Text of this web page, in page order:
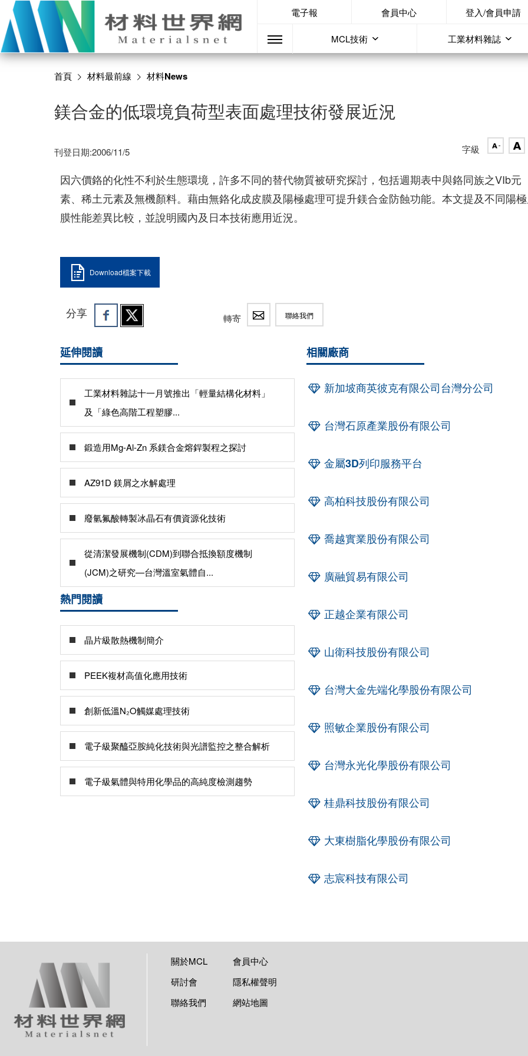
電子報 會員中心 登入/會員申請
MCL技術 工業材料雜誌
首頁 材料最前線 材料News
鎂合金的低環境負荷型表面處理技術發展近況
刊登日期:2006/11/5 字級
因六價鉻的化性不利於生態環境，許多不同的替代物質被研究探討，包括週期表中與鉻同族之VIb元
素、稀土元素及無機顏料。藉由無鉻化成皮膜及陽極處理可提升鎂合金防蝕功能。本文提及不同陽
膜性能差異比較，並說明國內及日本技術應用近況。
Download檔案下載
分享 轉寄 聯絡我們
延伸閱讀
工業材料雜誌十一月號推出「輕量結構化材料」
及「綠色高階工程塑膠...
鍛造用Mg-Al-Zn 系鎂合金熔銲製程之探討
AZ91D 鎂屑之水解處理
廢氫氟酸轉製冰晶石有價資源化技術
從清潔發展機制(CDM)到聯合抵換額度機制
(JCM)之研究—台灣溫室氣體自...
熱門閱讀
晶片級散熱機制簡介
PEEK複材高值化應用技術
創新低溫N₂O觸媒處理技術
電子級聚醯亞胺純化技術與光譜監控之整合解析
電子級氣體與特用化學品的高純度檢測趨勢
相關廠商
新加坡商英彼克有限公司台灣分公司
台灣石原產業股份有限公司
金屬3D列印服務平台
高柏科技股份有限公司
喬越實業股份有限公司
廣融貿易有限公司
正越企業有限公司
山衛科技股份有限公司
台灣大金先端化學股份有限公司
照敏企業股份有限公司
台灣永光化學股份有限公司
桂鼎科技股份有限公司
大東樹脂化學股份有限公司
志宸科技有限公司
關於MCL
會員中心
研討會
隱私權聲明
聯絡我們
網站地圖